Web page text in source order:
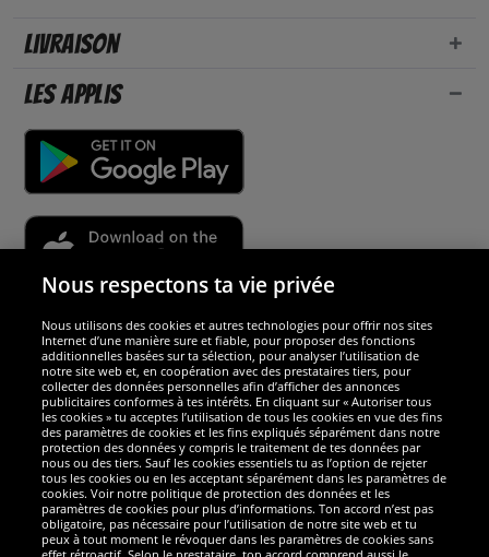
Livraison
Les applis
Sécurité
Nous sommes excellents
Nous respectons ta vie privée
Nous utilisons des cookies et autres technologies pour offrir nos sites
Internet d’une manière sure et fiable, pour proposer des fonctions
additionnelles basées sur ta sélection, pour analyser l’utilisation de
notre site web et, en coopération avec des prestataires tiers, pour
collecter des données personnelles afin d’afficher des annonces
publicitaires conformes à tes intérêts. En cliquant sur « Autoriser tous
les cookies » tu acceptes l’utilisation de tous les cookies en vue des fins
des paramètres de cookies et les fins expliqués séparément dans notre
protection des données y compris le traitement de tes données par
nous ou des tiers. Sauf les cookies essentiels tu as l’option de rejeter
tous les cookies ou en les acceptant séparément dans les paramètres de
cookies. Voir notre politique de protection des données et les
paramètres de cookies pour plus d’informations. Ton accord n’est pas
obligatoire, pas nécessaire pour l’utilisation de notre site web et tu
peux à tout moment le révoquer dans les paramètres de cookies sans